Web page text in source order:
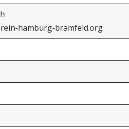
hamburg-bramfeld.org